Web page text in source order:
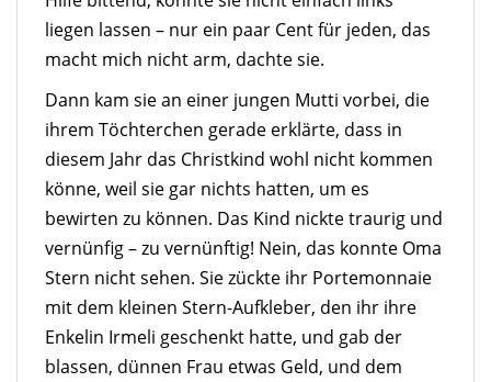
liegen lassen – nur ein paar Cent für jeden, das
macht mich nicht arm, dachte sie.
Dann kam sie an einer jungen Mutti vorbei, die
ihrem Töchterchen gerade erklärte, dass in
diesem Jahr das Christkind wohl nicht kommen
könne, weil sie gar nichts hatten, um es
bewirten zu können. Das Kind nickte traurig und
vernünfig – zu vernünftig! Nein, das konnte Oma
Stern nicht sehen. Sie zückte ihr Portemonnaie
mit dem kleinen Stern-Aufkleber, den ihr ihre
Enkelin Irmeli geschenkt hatte, und gab der
blassen, dünnen Frau etwas Geld, und dem